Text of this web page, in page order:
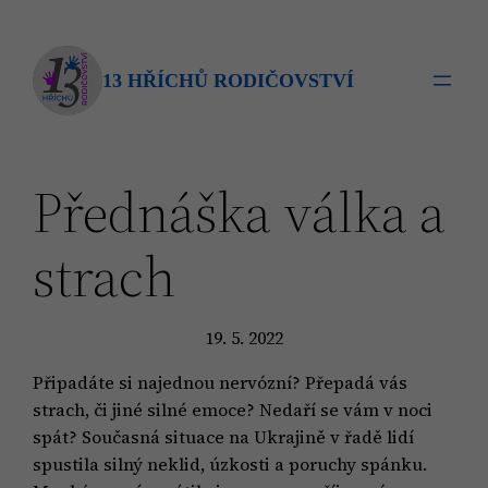
obsah
13 HŘÍCHŮ RODIČOVSTVÍ
Přednáška válka a
strach
19. 5. 2022
Připadáte si najednou nervózní? Přepadá vás
strach, či jiné silné emoce? Nedaří se vám v noci
spát? Současná situace na Ukrajině v řadě lidí
spustila silný neklid, úzkosti a poruchy spánku.